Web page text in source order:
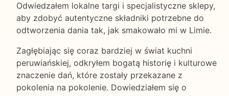
Odwiedzałem lokalne targi i specjalistyczne sklepy,
aby zdobyć autentyczne składniki potrzebne do
odtworzenia dania tak, jak smakowało mi w Limie.
Zagłębiając się coraz bardziej w świat kuchni
peruwiańskiej, odkryłem bogatą historię i kulturowe
znaczenie dań, które zostały przekazane z
pokolenia na pokolenie. Dowiedziałem się o